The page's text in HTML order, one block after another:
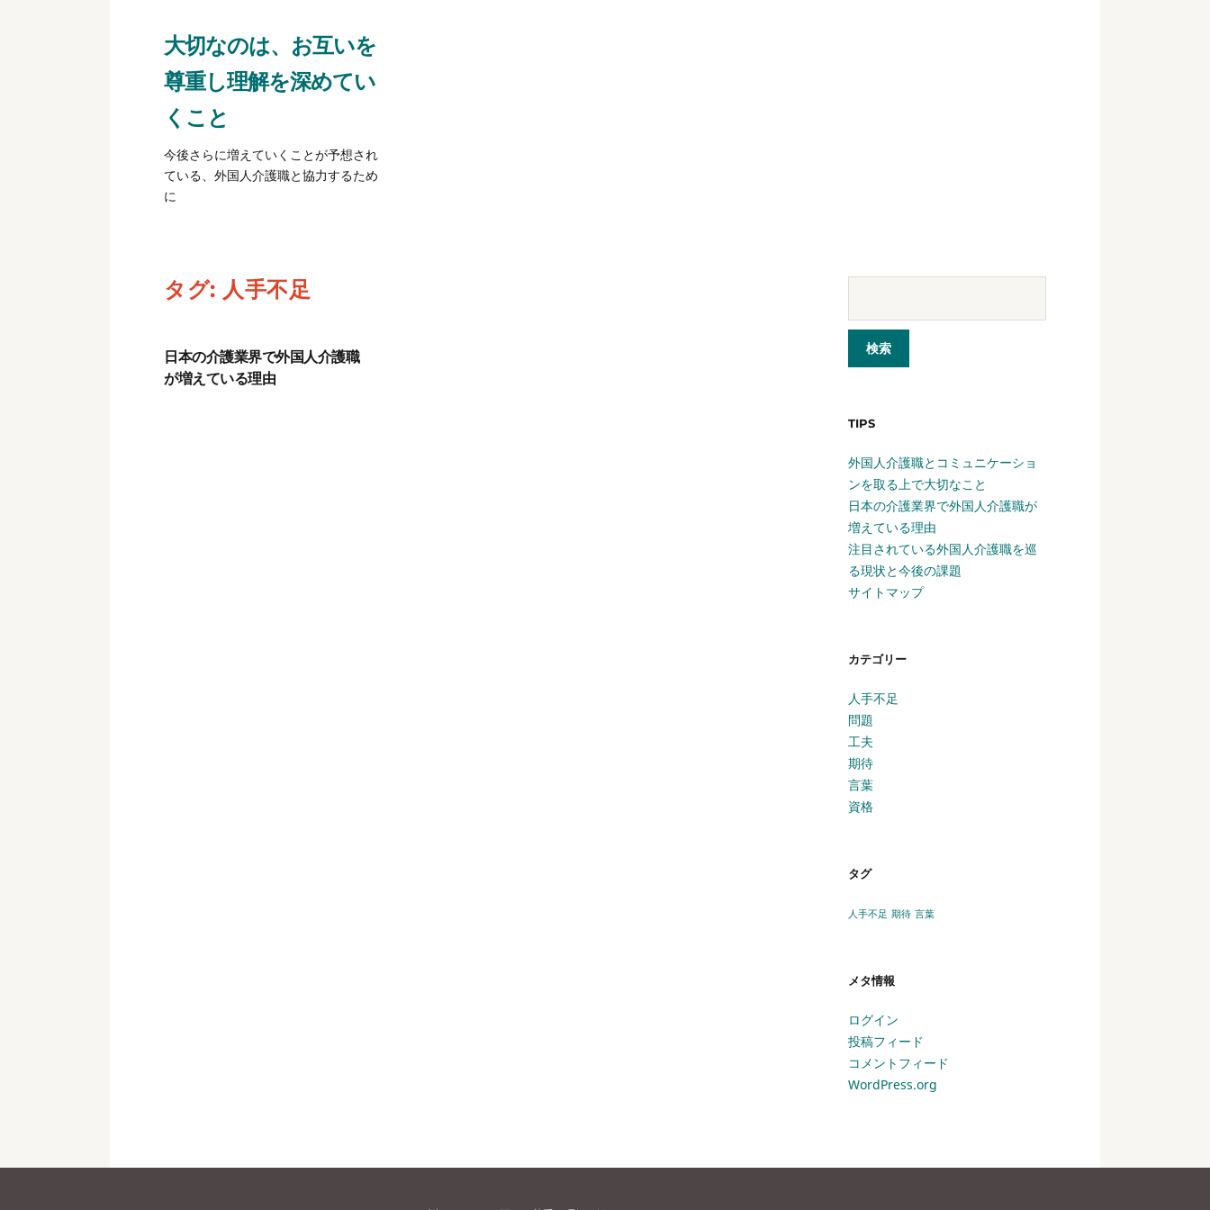
大切なのは、お互いを
尊重し理解を深めてい
くこと
今後さらに増えていくことが予想され
ている、外国人介護職と協力するため
に
タグ: 人手不足
日本の介護業界で外国人介護職
が増えている理由
TIPS
外国人介護職とコミュニケーショ
ンを取る上で大切なこと
日本の介護業界で外国人介護職が
増えている理由
注目されている外国人介護職を巡
る現状と今後の課題
サイトマップ
カテゴリー
人手不足
問題
工夫
期待
言葉
資格
タグ
人手不足 期待 言葉
メタ情報
ログイン
投稿フィード
コメントフィード
WordPress.org